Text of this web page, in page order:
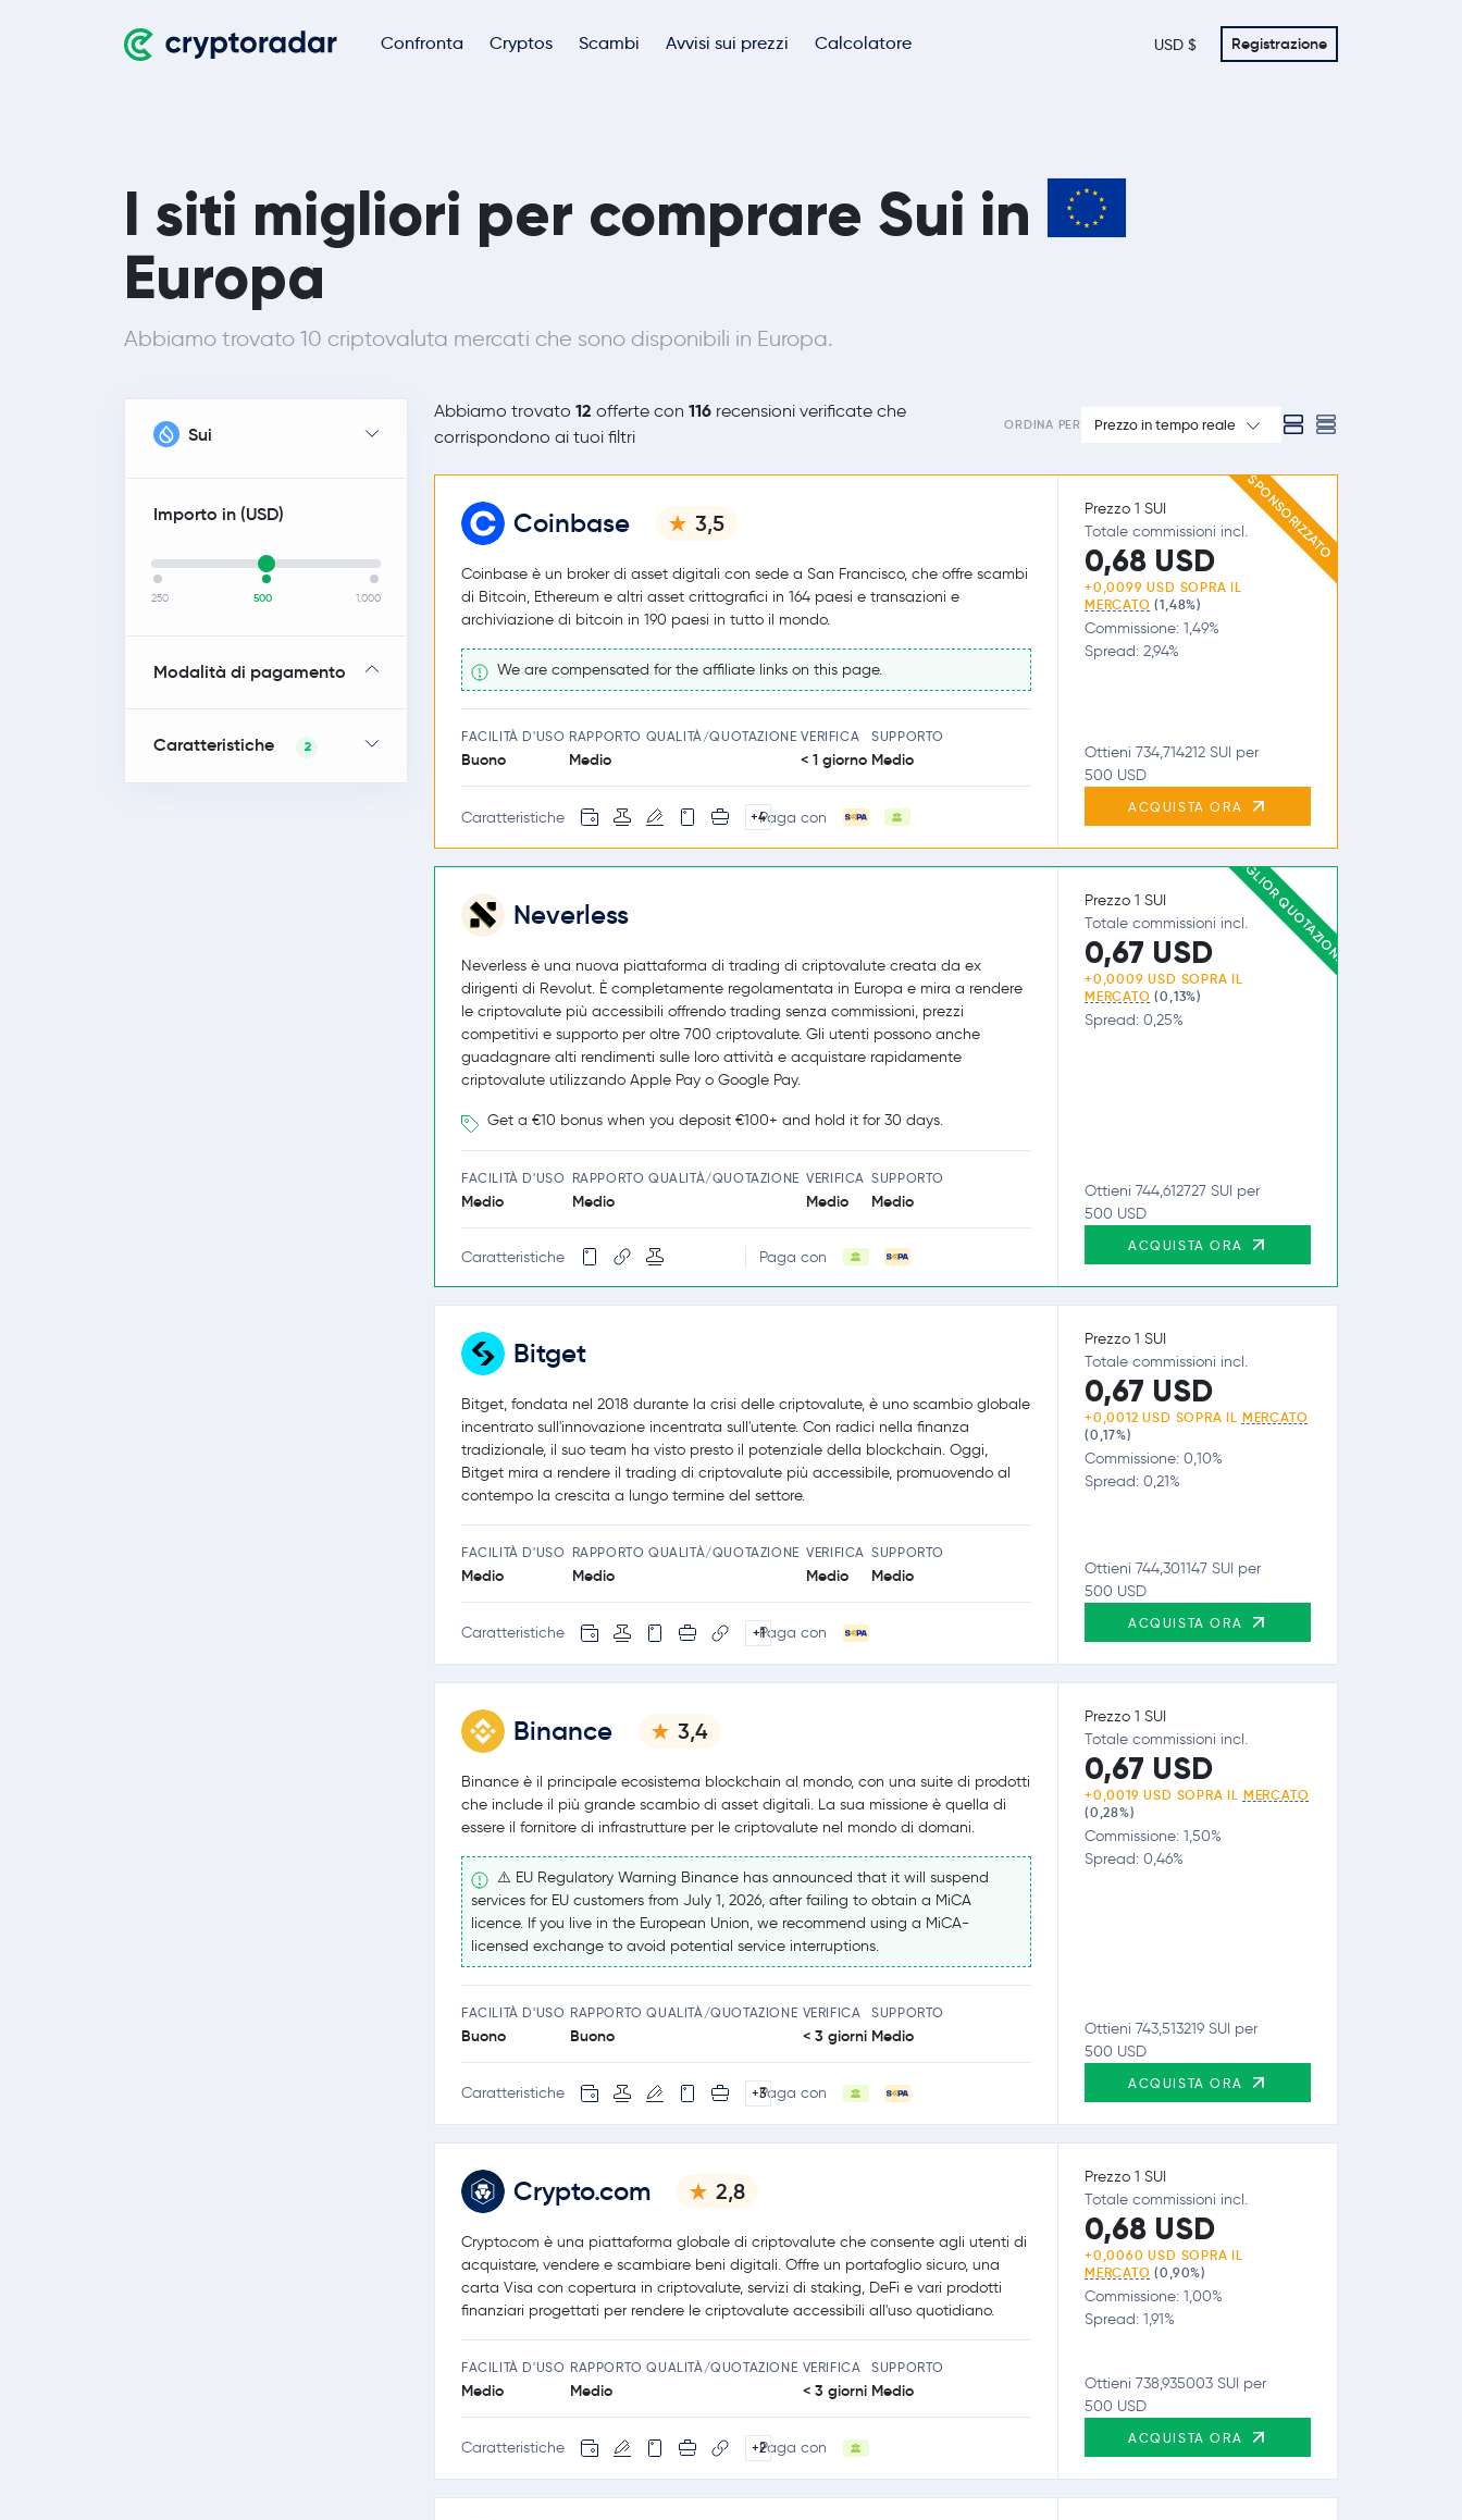
Confronta Cryptos Scambi Avvisi sui prezzi Calcolatore USD $ Registrazione
I siti migliori per comprare Sui in
Europa
Abbiamo trovato 10 criptovaluta mercati che sono disponibili in Europa.
Sui
Importo in (USD)
250 500 1,000
Modalità di pagamento
Caratteristiche 2
Abbiamo trovato 12 offerte con 116 recensioni verificate che
corrispondono ai tuoi filtri
ORDINA PER Prezzo in tempo reale
SPONSORIZZATO
Coinbase 3,5
Coinbase è un broker di asset digitali con sede a San Francisco, che offre scambi
di Bitcoin, Ethereum e altri asset crittografici in 164 paesi e transazioni e
archiviazione di bitcoin in 190 paesi in tutto il mondo.
We are compensated for the affiliate links on this page.
FACILITÀ D'USO
Buono
RAPPORTO QUALITÀ/QUOTAZIONE
Medio
VERIFICA
< 1 giorno
SUPPORTO
Medio
Caratteristiche +4Paga con
Prezzo 1 SUI
Totale commissioni incl.
0,68 USD
+0,0099 USD SOPRA IL
MERCATO (1,48%)
Commissione: 1,49%
Spread: 2,94%
Ottieni 734,714212 SUI per
500 USD
ACQUISTA ORA
MIGLIOR QUOTAZIONE
Neverless
Neverless è una nuova piattaforma di trading di criptovalute creata da ex
dirigenti di Revolut. È completamente regolamentata in Europa e mira a rendere
le criptovalute più accessibili offrendo trading senza commissioni, prezzi
competitivi e supporto per oltre 700 criptovalute. Gli utenti possono anche
guadagnare alti rendimenti sulle loro attività e acquistare rapidamente
criptovalute utilizzando Apple Pay o Google Pay.
Get a €10 bonus when you deposit €100+ and hold it for 30 days.
FACILITÀ D'USO
Medio
RAPPORTO QUALITÀ/QUOTAZIONE
Medio
VERIFICA
Medio
SUPPORTO
Medio
Caratteristiche Paga con
Prezzo 1 SUI
Totale commissioni incl.
0,67 USD
+0,0009 USD SOPRA IL
MERCATO (0,13%)
Spread: 0,25%
Ottieni 744,612727 SUI per
500 USD
ACQUISTA ORA
Bitget
Bitget, fondata nel 2018 durante la crisi delle criptovalute, è uno scambio globale
incentrato sull'innovazione incentrata sull'utente. Con radici nella finanza
tradizionale, il suo team ha visto presto il potenziale della blockchain. Oggi,
Bitget mira a rendere il trading di criptovalute più accessibile, promuovendo al
contempo la crescita a lungo termine del settore.
FACILITÀ D'USO
Medio
RAPPORTO QUALITÀ/QUOTAZIONE
Medio
VERIFICA
Medio
SUPPORTO
Medio
Caratteristiche +1Paga con
Prezzo 1 SUI
Totale commissioni incl.
0,67 USD
+0,0012 USD SOPRA IL MERCATO
(0,17%)
Commissione: 0,10%
Spread: 0,21%
Ottieni 744,301147 SUI per
500 USD
ACQUISTA ORA
Binance 3,4
Binance è il principale ecosistema blockchain al mondo, con una suite di prodotti
che include il più grande scambio di asset digitali. La sua missione è quella di
essere il fornitore di infrastrutture per le criptovalute nel mondo di domani.
⚠️ EU Regulatory Warning Binance has announced that it will suspend
services for EU customers from July 1, 2026, after failing to obtain a MiCA
licence. If you live in the European Union, we recommend using a MiCA-
licensed exchange to avoid potential service interruptions.
FACILITÀ D'USO
Buono
RAPPORTO QUALITÀ/QUOTAZIONE
Buono
VERIFICA
< 3 giorni
SUPPORTO
Medio
Caratteristiche +3Paga con
Prezzo 1 SUI
Totale commissioni incl.
0,67 USD
+0,0019 USD SOPRA IL MERCATO
(0,28%)
Commissione: 1,50%
Spread: 0,46%
Ottieni 743,513219 SUI per
500 USD
ACQUISTA ORA
Crypto.com 2,8
Crypto.com è una piattaforma globale di criptovalute che consente agli utenti di
acquistare, vendere e scambiare beni digitali. Offre un portafoglio sicuro, una
carta Visa con copertura in criptovalute, servizi di staking, DeFi e vari prodotti
finanziari progettati per rendere le criptovalute accessibili all'uso quotidiano.
FACILITÀ D'USO
Medio
RAPPORTO QUALITÀ/QUOTAZIONE
Medio
VERIFICA
< 3 giorni
SUPPORTO
Medio
Caratteristiche +2Paga con
Prezzo 1 SUI
Totale commissioni incl.
0,68 USD
+0,0060 USD SOPRA IL
MERCATO (0,90%)
Commissione: 1,00%
Spread: 1,91%
Ottieni 738,935003 SUI per
500 USD
ACQUISTA ORA